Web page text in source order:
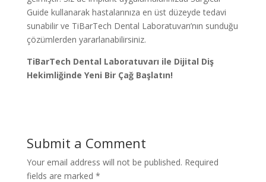
Guide kullanarak hastalarınıza en üst düzeyde tedavi
sunabilir ve TiBarTech Dental Laboratuvarı’nın sunduğu
çözümlerden yararlanabilirsiniz.
TiBarTech Dental Laboratuvarı ile Dijital Diş
Hekimliğinde Yeni Bir Çağ Başlatın!
Submit a Comment
Your email address will not be published. Required
fields are marked *